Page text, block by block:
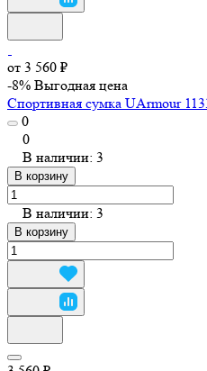
от 3 560 ₽
-8% Выгодная цена
Спортивная сумка UArmour
0
0
В наличии: 3
В корзину
В наличии: 3
В корзину